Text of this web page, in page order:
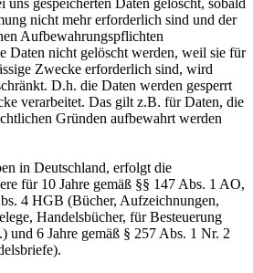
nicht mehr erforderlich sind und der
Aufbewahrungspflichten
Daten nicht gelöscht werden, weil sie für
Zwecke erforderlich sind, wird
D.h. die Daten werden gesperrt
verarbeitet. Das gilt z.B. für Daten, die
Gründen aufbewahrt werden
in Deutschland, erfolgt die
für 10 Jahre gemäß §§ 147 Abs. 1 AO,
4 HGB (Bücher, Aufzeichnungen,
Handelsbücher, für Besteuerung
und 6 Jahre gemäß § 257 Abs. 1 Nr. 2